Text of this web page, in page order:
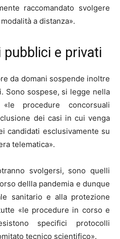
raccomandato svolgere
a distanza».
e privati
da domani sospende inoltre
Sono sospese, si legge nella
procedure concorsuali
dei casi in cui venga
candidati esclusivamente su
telematica».
svolgersi, sono quelli
dellla pandemia e dunque
sanitario e alla protezione
«le procedure in corso e
specifici protocolli
tecnico scientifico».